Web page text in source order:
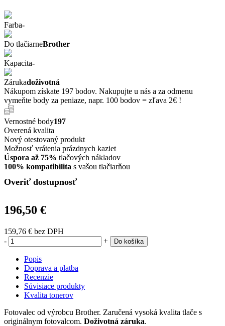
Farba-
Do tlačiarneBrother
Kapacita-
Zárukadoživotná
Nákupom získate 197 bodov. Nakupujte u nás a za odmenu
vymeňte body za peniaze, napr. 100 bodov = zľava 2€ !
Vernostné body197
Overená kvalita
Nový otestovaný produkt
Možnosť vrátenia prázdnych kaziet
Úspora až 75% tlačových nákladov
100% kompatibilita s vašou tlačiarňou
Overiť dostupnosť
196,50 €
159,76 € bez DPH
-
+ Do košíka
Popis
Doprava a platba
Recenzie
Súvisiace produkty
Kvalita tonerov
Fotovalec od výrobcu Brother. Zaručená vysoká kvalita tlače s
originálnym fotovalcom. Doživotná záruka.